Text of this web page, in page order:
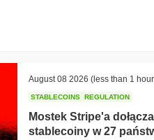
August 08 2026 (less than 1
STABLECOINS REGULATION
Mostek Stripe'a
stablecoiny w 27